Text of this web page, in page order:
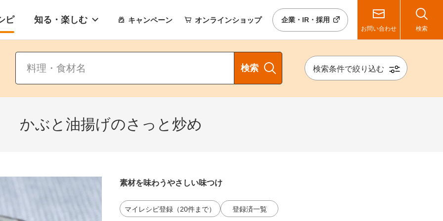
ピ 知る・楽しむ キャンペーン オンラインショップ 企業・IR・採用
お問い合わせ 検索
検索 検索条件で絞り込む
かぶと油揚げのさっと炒め
素材を味わうやさしい味つけ
マイレシピ登録（20件まで） 登録済一覧